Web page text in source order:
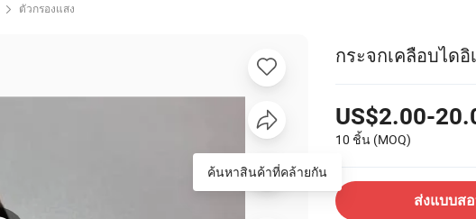
ตัวกรองแสง
กระจกเคลือบได
US$2.00-
10 ชิ้น (MOQ)
ส่งแบบส
ค้นหาสินค้าที่คล้ายกัน